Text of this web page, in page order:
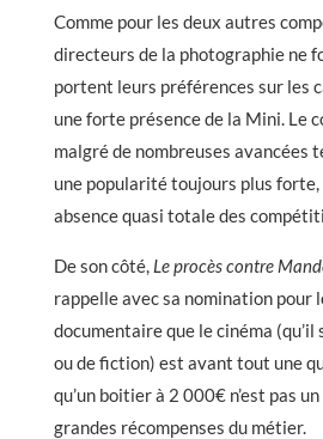
Comme pour les deux autres
directeurs de la photographie ne
portent leurs préférences sur les
une forte présence de la Mini. Le
malgré de nombreuses avancées
une popularité toujours plus forte,
absence quasi totale des
De son côté, Le procès contre
rappelle avec sa nomination pour
documentaire que le cinéma
ou de fiction) est avant tout une
qu’un boitier à 2 000€ n’est pas
grandes récompenses du métier.